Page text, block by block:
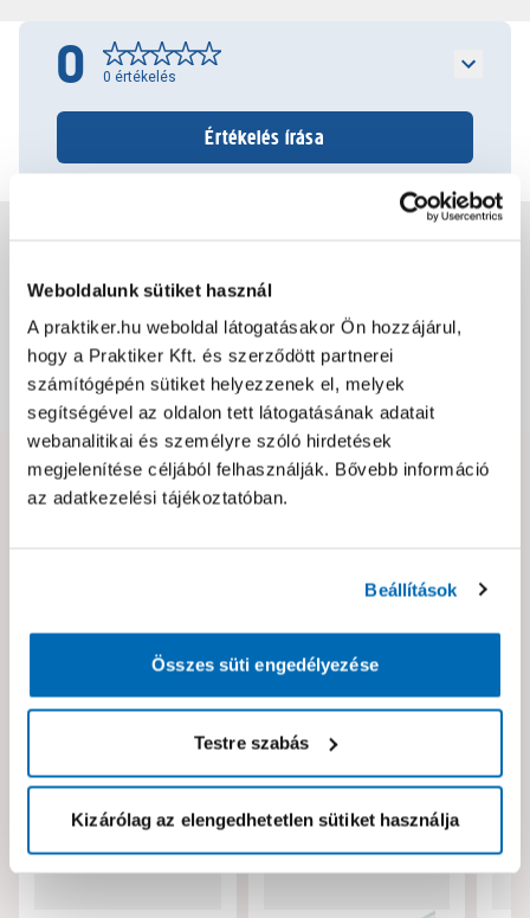
Weboldalunk sütiket használ
A praktiker.hu weboldal látogatásakor Ön hozzájárul,
hogy a Praktiker Kft. és szerződött partnerei
számítógépén sütiket helyezzenek el, melyek
segítségével az oldalon tett látogatásának adatait
webanalitikai és személyre szóló hirdetések
megjelenítése céljából felhasználják. Bővebb információ
az adatkezelési tájékoztatóban.
Beállítások
Összes süti engedélyezése
Testre szabás
Kizárólag az elengedhetetlen sütiket használja
0 0 értékelés
Értékelés írása
Csomagolási és súly információk
Dokumentumok, felelős személy
Hibát találtál az oldalon vagy a termék leírásában?